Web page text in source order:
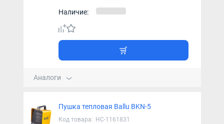
Наличие:
Аналоги
Пушка тепловая Ballu BKN-5
Код товара: НС-1161831